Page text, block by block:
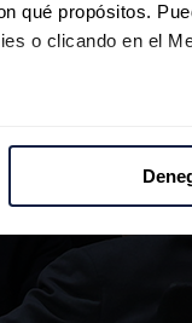
qué propósitos.
o clicando en el
personalizar el
información sobre